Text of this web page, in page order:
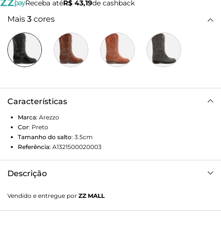
Receba atéR$ 43,19de cashback
Mais 3 cores
Características
Marca: Arezzo
Cor: Preto
Tamanho do salto: 3.5cm
Referência: A1321500020003
Descrição
bloco e formato arredondado na ponta. Traz bordado
western nas laterais do cano e recortes. Com tiras como
Vendido e entregue por ZZ MALL